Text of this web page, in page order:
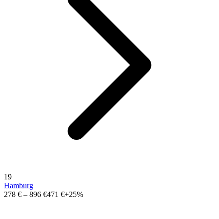
19
Hamburg
278 € – 896 €471 €+25%